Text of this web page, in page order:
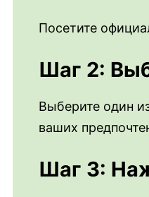
Посетите
Шаг 2:
Выберите один
ваших
Шаг 3: